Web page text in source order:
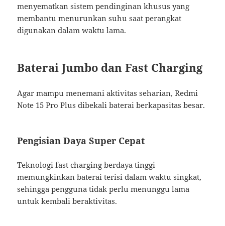
menyematkan sistem pendinginan khusus yang
membantu menurunkan suhu saat perangkat
digunakan dalam waktu lama.
Baterai Jumbo dan Fast Charging
Agar mampu menemani aktivitas seharian, Redmi
Note 15 Pro Plus dibekali baterai berkapasitas besar.
Pengisian Daya Super Cepat
Teknologi fast charging berdaya tinggi
memungkinkan baterai terisi dalam waktu singkat,
sehingga pengguna tidak perlu menunggu lama
untuk kembali beraktivitas.